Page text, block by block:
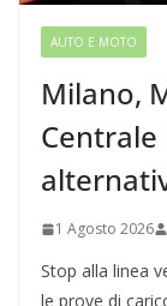
AUTO E MOTO
Milano,
Centrale
1 Agosto 2026
Stop alla linea
le prove di